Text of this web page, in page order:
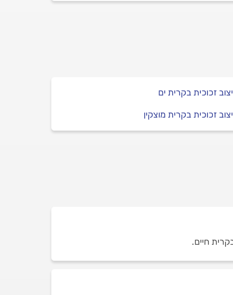
זכוכית בקרית ים
זכוכית בקרית מוצקין